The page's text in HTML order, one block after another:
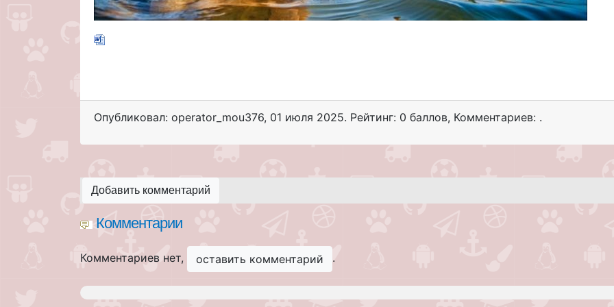
Опубликовал: operator_mou376, 01 июля 2025. Рейтинг: 0 баллов, Комментариев: .
Добавить комментарий
Комментарии
Комментариев нет, оставить комментарий .